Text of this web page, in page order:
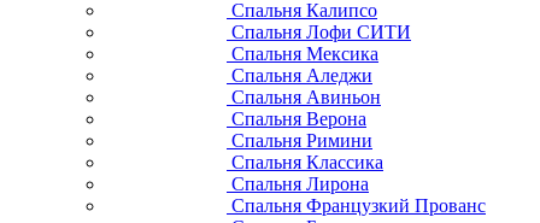
Спальня Калипсо
Спальня Лофи СИТИ
Спальня Мексика
Спальня Аледжи
Спальня Авиньон
Спальня Верона
Спальня Римини
Спальня Классика
Спальня Лирона
Спальня Французкий Прованс